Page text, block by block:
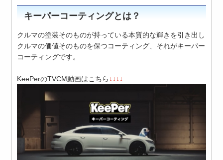
キーパーコーティングとは？
クルマの塗装そのものが持っている本質的な輝きを引き出し
クルマの価値そのものを保つコーティング、それがキーパー
コーティングです。
KeePerのTVCM動画はこちら ↓↓↓↓